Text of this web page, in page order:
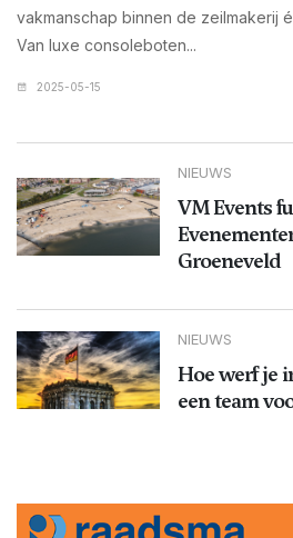
vakmanschap binnen de zeilmakerij
Van luxe consoleboten...
2025-05-15
NIEUWS
VM Events
Groeneveld
NIEUWS
Hoe werf je
een team